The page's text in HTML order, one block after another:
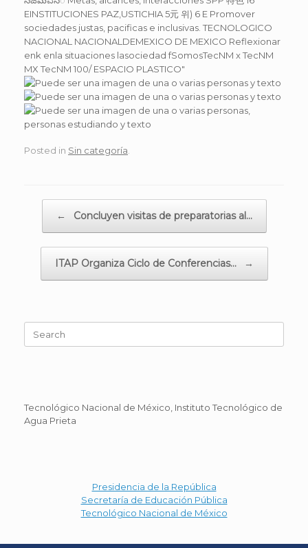
Posted in Sin categoría.
← Concluyen visitas de preparatorias al…
ITAP Organiza Ciclo de Conferencias… →
for:
Tecnológico Nacional de México, Instituto Tecnológico de
Agua Prieta
Presidencia de la República
Secretaría de Educación Pública
Tecnológico Nacional de México